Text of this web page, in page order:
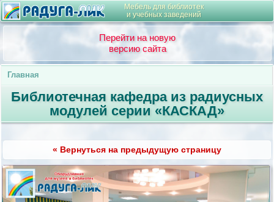
Мебель для библиотек
и учебных заведений
Перейти на новую
версию сайта
Главная
Библиотечная кафедра из радиусных
модулей серии «КАСКАД»
« Вернуться на предыдущую страницу